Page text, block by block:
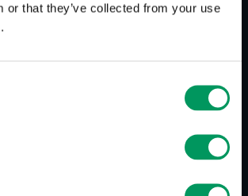
or that they’ve collected from your use
Internet Explorer und Opera. Top
man